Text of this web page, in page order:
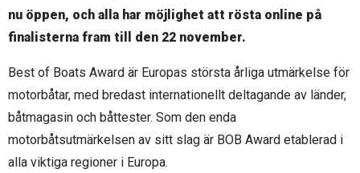
nu öppen, och alla har möjlighet att rösta online på
finalisterna fram till den 22 november.
Best of Boats Award är Europas största årliga utmärkelse för
motorbåtar, med bredast internationellt deltagande av länder,
båtmagasin och båttester. Som den enda
motorbåtsutmärkelsen av sitt slag är BOB Award etablerad i
alla viktiga regioner i Europa.